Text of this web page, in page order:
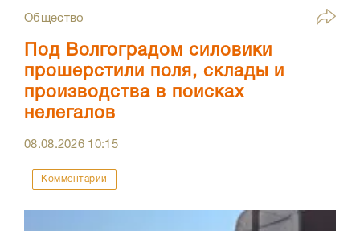
Общество
Под Волгоградом силовики
прошерстили поля, склады и
производства в поисках
нелегалов
08.08.2026 10:15
Комментарии